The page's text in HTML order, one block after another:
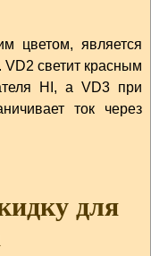
цветом, является
VD2 светит красным
HI, а VD3 при
ток через
для